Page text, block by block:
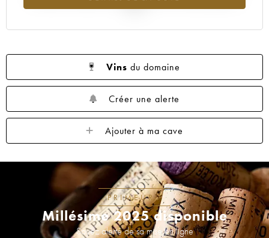
Vins du domaine
Créer une alerte
Ajouter à ma cave
PRIMEURS
Millésime 2025 disponible
Soyez alerté de sa mise en ligne